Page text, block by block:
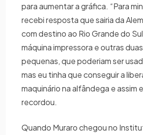
para aumentar a gráfica. “Para
recebi resposta que sairia da
com destino ao Rio Grande do
máquina impressora e outras
pequenas, que poderiam ser
mas eu tinha que conseguir a
maquinário na alfândega e assim
recordou.
Quando Muraro chegou no